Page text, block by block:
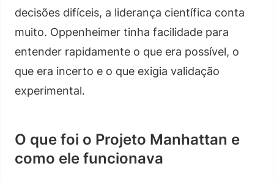
decisões difíceis, a liderança científica conta
muito. Oppenheimer tinha facilidade para
entender rapidamente o que era possível, o
que era incerto e o que exigia validação
experimental.
O que foi o Projeto Manhattan e
como ele funcionava